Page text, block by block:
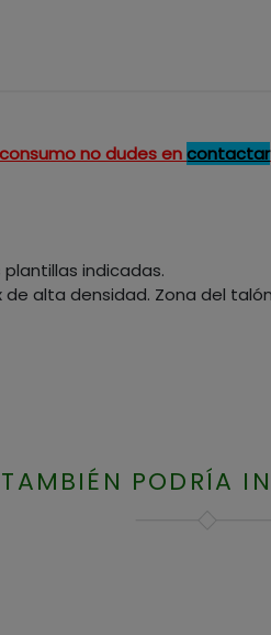
no dudes encontactar
indicadas.
alta densidad. Zona del
TAMBIÉN PODRÍA